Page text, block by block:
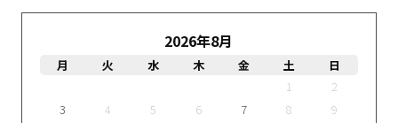
2026年8月
月 火 水 木 金 土
日
1
2
3
4 5 6 7 8
9